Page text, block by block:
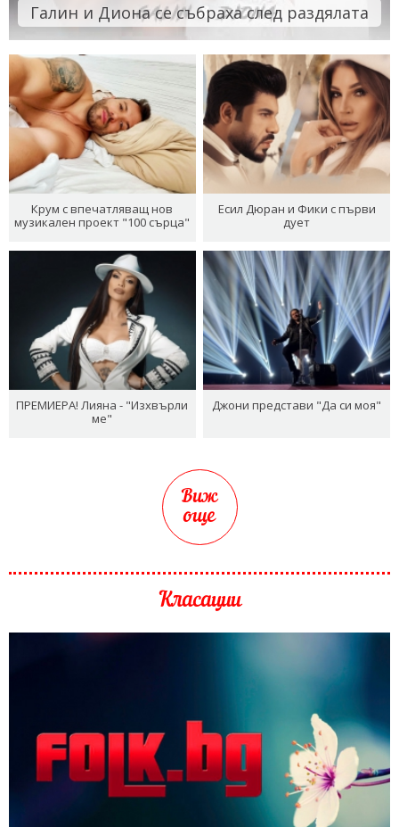
Галин и Диона се събраха след раздялата
Крум с впечатляващ нов
музикален проект "100 сърца"
Есил Дюран и Фики с първи
дует
ПРЕМИЕРА! Лияна - "Изхвърли
ме"
Джони представи "Да си моя"
Виж
още
Класации